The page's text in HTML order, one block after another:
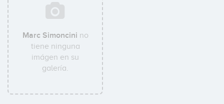
Marc Simoncini no
tiene ninguna
imágen en su
galería.